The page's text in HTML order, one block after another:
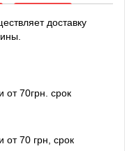
доставку
от 70грн. срок
от 70 грн, срок